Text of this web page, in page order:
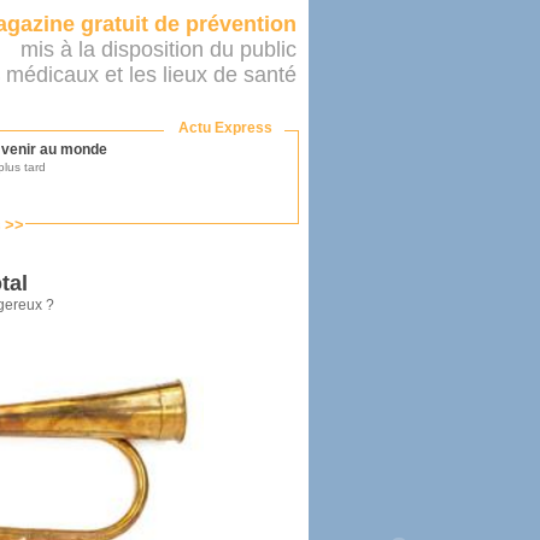
gratuit de prévention
mis à la disposition du public
et les lieux de santé
Actu Express
>>
au monde
tard
par le ministère...
?